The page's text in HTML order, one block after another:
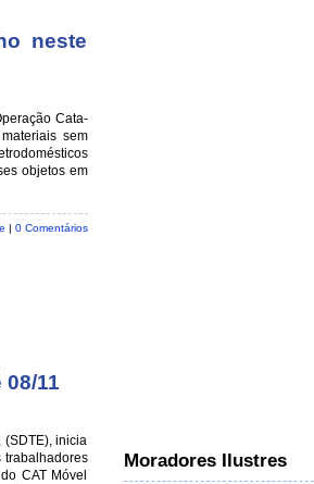
neste
Cata-
sem
objetos em
| 0 Comentários
11
(SDTE), inicia
trabalhadores
CAT Móvel
Moradores Ilustres